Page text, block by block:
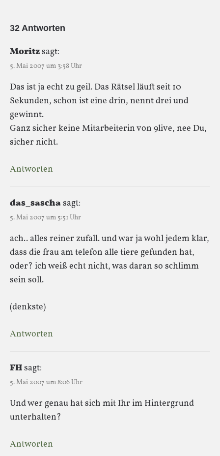
32 Antworten
Moritzsagt:
5. Mai 2007 um 3:58 Uhr
Das ist ja echt zu geil. Das Rätsel läuft seit 10
Sekunden, schon ist eine drin, nennt drei und
gewinnt.
Ganz sicher keine Mitarbeiterin von 9live, nee Du,
sicher nicht.
Antworten
das_saschasagt:
5. Mai 2007 um 5:51 Uhr
ach.. alles reiner zufall. und war ja wohl jedem klar,
dass die frau am telefon alle tiere gefunden hat,
oder? ich weiß echt nicht, was daran so schlimm
sein soll.
(denkste)
Antworten
FHsagt:
5. Mai 2007 um 8:06 Uhr
Und wer genau hat sich mit Ihr im Hintergrund
unterhalten?
Antworten